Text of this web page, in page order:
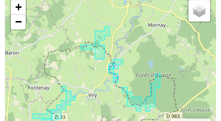
+
−